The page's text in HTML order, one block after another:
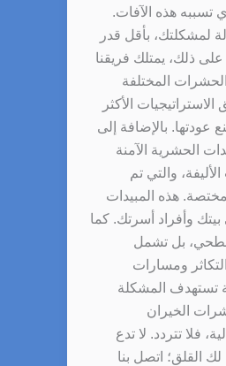
تسببه هذه الآفات.
لمشكلتك، بأقل قدر
ذلك، يمتلك فريقنا
الحشرات المختلفة
الأكثر
عودتها. بالإضافة إلى
الحشرية الآمنة
والتي تم
هذه المبيدات
وأفراد أسرتك. كما
بل تشمل
ومسارات
تستهدف المشكلة
الخيران
فلا تتردد. لا تدع
القلق؛ اتصل بنا